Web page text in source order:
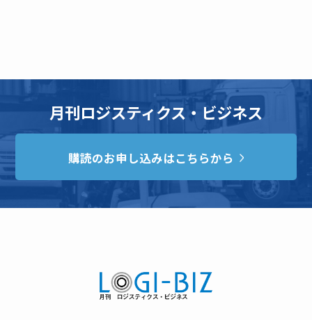
月刊ロジスティクス・ビジネス
購読のお申し込みはこちらから